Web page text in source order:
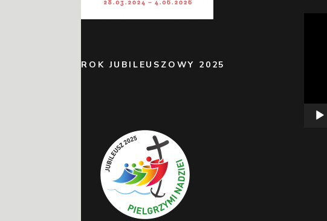
ROK JUBILEUSZOWY 2025